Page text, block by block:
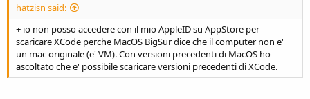
hatzisn said:
+ io non posso accedere con il mio AppleID su AppStore per
scaricare XCode perche MacOS BigSur dice che il computer non e'
un mac originale (e' VM). Con versioni precedenti di MacOS ho
ascoltato che e' possibile scaricare versioni precedenti di XCode.